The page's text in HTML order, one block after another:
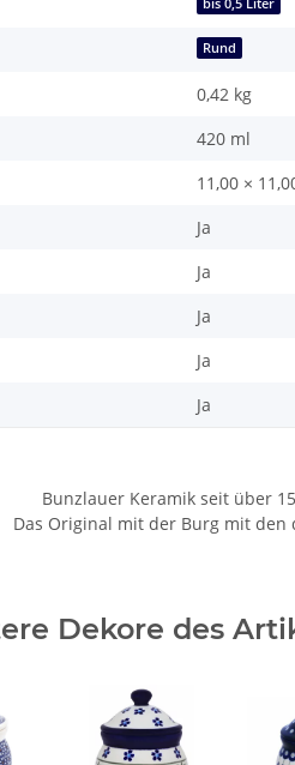
bis 0,5 Liter
Rund
0,42 kg
420 ml
11,00 ×
Ja
Ja
Ja
Ja
Ja
Bunzlauer Keramik seit über
Das Original mit der Burg mit den
Dekore des